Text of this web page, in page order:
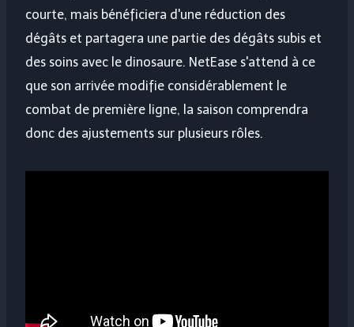
courte, mais bénéficiera d'une réduction des
dégâts et partagera une partie des dégâts subis et
des soins avec le dinosaure. NetEase s'attend à ce
que son arrivée modifie considérablement le
combat de première ligne, la saison comprendra
donc des ajustements sur plusieurs rôles.